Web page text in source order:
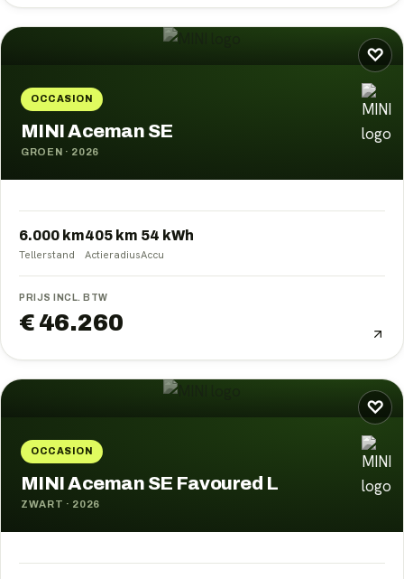
♡
OCCASION
MINI Aceman SE
GROEN · 2026
6.000 km
Tellerstand
405 km
Actieradius
54 kWh
Accu
PRIJS INCL. BTW
€ 46.260
♡
OCCASION
MINI Aceman SE Favoured L
ZWART · 2026